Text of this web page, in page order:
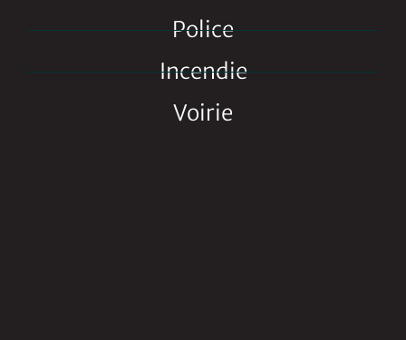
Police
Incendie
Voirie